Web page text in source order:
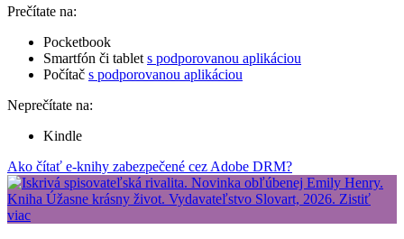
Prečítate na:
Pocketbook
Smartfón či tablet s podporovanou aplikáciou
Počítač s podporovanou aplikáciou
Neprečítate na:
Kindle
Ako čítať e-knihy zabezpečené cez Adobe DRM?